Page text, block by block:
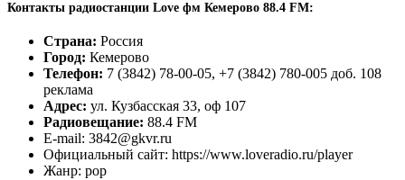
Контакты радиостанции Love фм Кемерово 88.4 FM:
Страна: Россия
Город: Кемерово
Телефон: 7 (3842) 78-00-05, +7 (3842) 780-005 доб. 108
реклама
Адрес: ул. Кузбасская 33, оф 107
Радиовещание: 88.4 FM
E-mail: 3842@gkvr.ru
Официальный сайт: https://www.loveradio.ru/player
Жанр: pop